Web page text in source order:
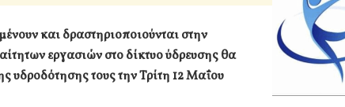
και δραστηριοποιούνται στην
εργασιών στο δίκτυο ύδρευσης θα
υδροδότησης τους την Τρίτη 12 Μαΐου